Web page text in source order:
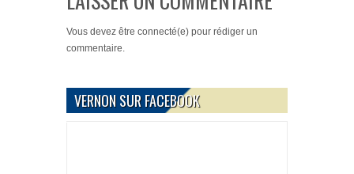
Vous devez être connecté(e) pour rédiger un
commentaire.
VERNON SUR FACEBOOK